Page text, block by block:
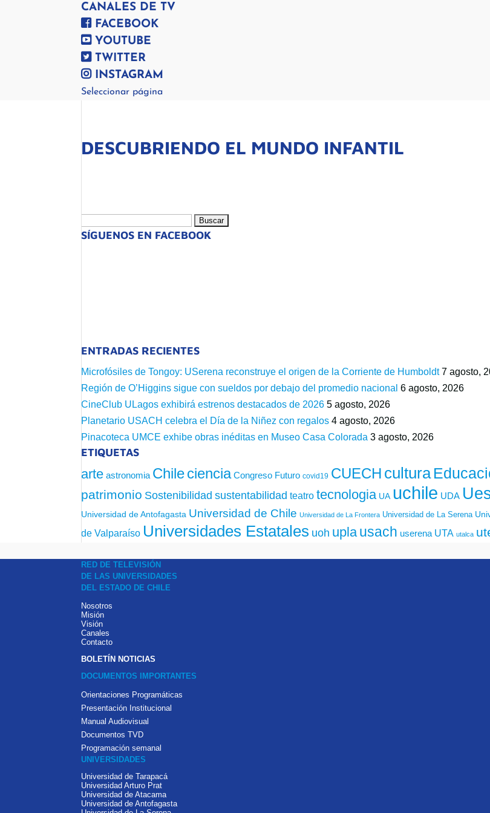
CANALES DE TV
FACEBOOK
YOUTUBE
TWITTER
INSTAGRAM
Seleccionar página
DESCUBRIENDO EL MUNDO INFANTIL
SÍGUENOS EN FACEBOOK
ENTRADAS RECIENTES
Microfósiles de Tongoy: USerena reconstruye el origen de la Corriente de Humboldt 7 agosto,
Región de O’Higgins sigue con sueldos por debajo del promedio nacional 6 agosto, 2026
CineClub ULagos exhibirá estrenos destacados de 2026 5 agosto, 2026
Planetario USACH celebra el Día de la Niñez con regalos 4 agosto, 2026
Pinacoteca UMCE exhibe obras inéditas en Museo Casa Colorada 3 agosto, 2026
ETIQUETAS
arte astronomia Chileciencia Congreso Futuro covid19 CUECH cultura
patrimonio Sostenibilidad sustentabilidad teatro tecnologia UA uchile UDA
Universidad de Antofagasta Universidad de Chile Universidad de La Frontera Universidad de La Serena
de Valparaíso Universidades Estatales uoh uplausach userena UTA utalca
RED DE TELEVISIÓN
DE LAS UNIVERSIDADES
DEL ESTADO DE CHILE
Nosotros
Misión
Visión
Canales
Contacto
BOLETÍN NOTICIAS
DOCUMENTOS IMPORTANTES
Orientaciones Programáticas
Presentación Institucional
Manual Audiovisual
Documentos TVD
Programación semanal
UNIVERSIDADES
Universidad de Tarapacá
Universidad Arturo Prat
Universidad de Atacama
Universidad de Antofagasta